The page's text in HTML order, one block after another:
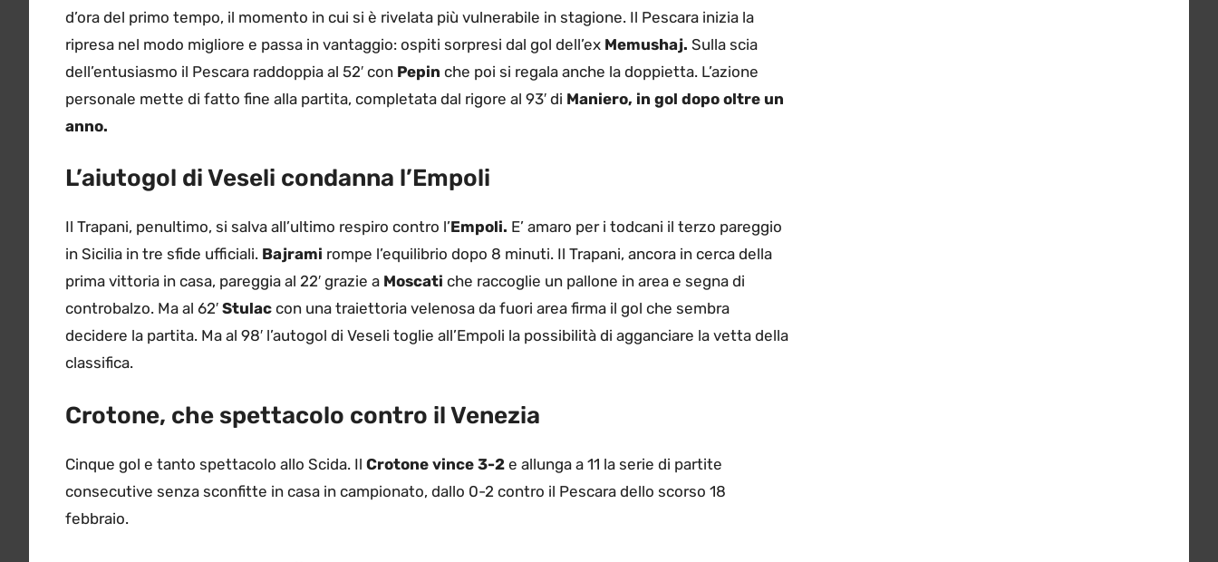
d’ora del primo tempo, il momento in cui si è rivelata più vulnerabile in stagione. Il Pescara inizia la
ripresa nel modo migliore e passa in vantaggio: ospiti sorpresi dal gol dell’ex Memushaj. Sulla scia
dell’entusiasmo il Pescara raddoppia al 52′ con Pepin che poi si regala anche la doppietta. L’azione
personale mette di fatto fine alla partita, completata dal rigore al 93′ di Maniero, in gol dopo oltre un
anno.
L’aiutogol di Veseli condanna l’Empoli
Il Trapani, penultimo, si salva all’ultimo respiro contro l’Empoli. E’ amaro per i todcani il terzo pareggio
in Sicilia in tre sfide ufficiali. Bajrami rompe l’equilibrio dopo 8 minuti. Il Trapani, ancora in cerca della
prima vittoria in casa, pareggia al 22′ grazie a Moscati che raccoglie un pallone in area e segna di
controbalzo. Ma al 62′ Stulac con una traiettoria velenosa da fuori area firma il gol che sembra
decidere la partita. Ma al 98′ l’autogol di Veseli toglie all’Empoli la possibilità di agganciare la vetta della
classifica.
Crotone, che spettacolo contro il Venezia
Cinque gol e tanto spettacolo allo Scida. Il Crotone vince 3-2 e allunga a 11 la serie di partite
consecutive senza sconfitte in casa in campionato, dallo 0-2 contro il Pescara dello scorso 18
febbraio.